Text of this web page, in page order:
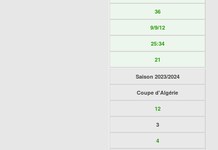
36
9/9/12
25:34
21
Saison 2023/2024
Coupe d'Algérie
12
3
4